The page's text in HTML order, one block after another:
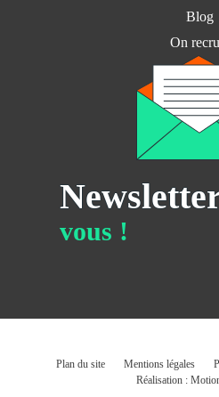
Blog
On
vous !
Plan du site Mentions légales
Réalisation :